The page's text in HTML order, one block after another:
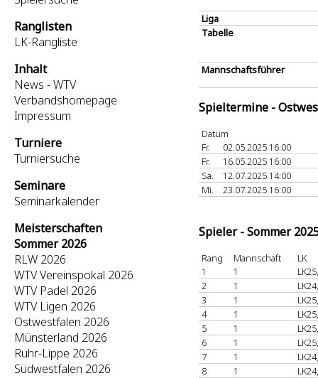
Ranglisten
LK-Rangliste
Inhalt
News - WTV
Verbandshomepage
Impressum
Turniere
Turniersuche
Seminare
Seminarkalender
Meisterschaften
Sommer 2026
RLW 2026
WTV Vereinspokal 2026
WTV Padel 2026
WTV Ligen 2026
Ostwestfalen 2026
Münsterland 2026
Ruhr-Lippe 2026
Südwestfalen 2026
Liga
Tabelle
Mannschaftsführer
Spieltermine -
Datum
Fr.
02.05.2025 16:00
Fr.
16.05.2025 16:00
Sa.
12.07.2025 14:00
Mi.
23.07.2025 16:00
Spieler - Sommer
Rang Mannschaft
LK
1
1
2
1
3
1
4
1
5
1
6
1
7
1
8
1